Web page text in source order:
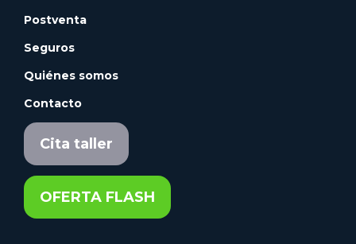
Postventa
Seguros
Quiénes somos
Contacto
Cita taller
OFERTA FLASH